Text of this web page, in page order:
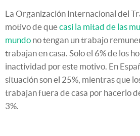
La Organización Internacional del
motivo de quecasi la mitad de las
mundo no tengan un trabajo
trabajan en casa. Solo el 6% de los
inactividad por este motivo. En
situación son el 25%, mientras que
trabajan fuera de casa por hacerlo
3%.